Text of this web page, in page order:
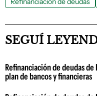
SEGUÍ
Refinanciación de deudas
plan de bancos y financieras